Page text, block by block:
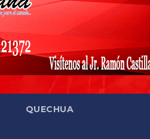
QUECHUA